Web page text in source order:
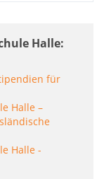
Halle:
für
Halle –
Halle -